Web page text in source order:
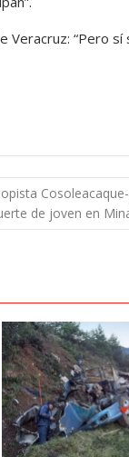
“Pero sí
de joven en